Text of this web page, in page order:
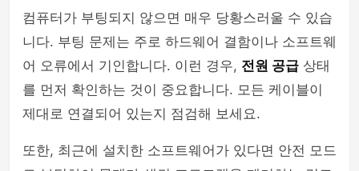
컴퓨터가 부팅되지 않으면 매우 당황스러울 수 있습
니다. 부팅 문제는 주로 하드웨어 결함이나 소프트웨
어 오류에서 기인합니다. 이런 경우, 전원 공급 상태
를 먼저 확인하는 것이 중요합니다. 모든 케이블이
제대로 연결되어 있는지 점검해 보세요.
또한, 최근에 설치한 소프트웨어가 있다면 안전 모드